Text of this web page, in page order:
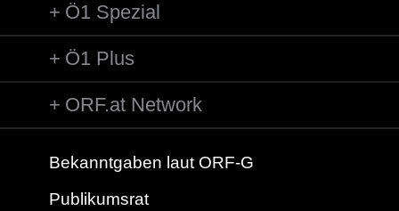
Ö1 Spezial
Ö1 Plus
ORF.at Network
Bekanntgaben laut ORF-G
Publikumsrat